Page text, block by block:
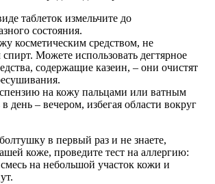
таблеток измельчите до
состояния.
косметическим средством, не
Можете использовать дегтярное
содержащие казеин, ‒ они очистят
на кожу пальцами или ватным
день – вечером, избегая области вокруг
в первый раз и не знаете,
коже, проведите тест на аллергию:
на небольшой участок кожи и